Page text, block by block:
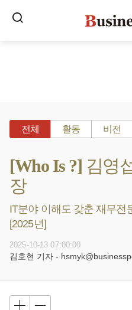
전체 활동 비전
[Who Is ?] 김영
장
IT분야 이해도 갖춘 재무전
[2025년]
2025-10-13 07:00:00
김호현 기자 -